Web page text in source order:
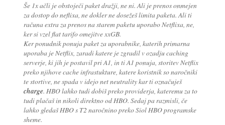
Še 1x ačli je obstoječi paket dražji, ne ni. Ali je prenos onmejen
za dostop do neflixa, ne dokler ne dosežeš limita paketa. Ali ti
računa extra za prenos na starem paketu uporabo Netflixa, ne,
ker si vzel flat tarifo omejitve xxGB.
Ker ponudnik ponuja paket za uporabnike, katerih primarna
uporaba je Netflix, zaradi katere je zgradil v ozadju caching
serverje, ki jih je postavil pri A1, in ti A1 ponuja, storitev Netflix
preko njihove cache infrastukture, katere koristnik so naročniki
te stortive, ne spada v idejo net neutrality kar ti označuješ
charge. HBO lahko tudi dobiš preko providerja, kateremu za to
tudi plačaš in nikoli direktno od HBO. Sedaj pa razmisli, če
lahko gledaš HBO s T2 naročnino preko Siol HBO programske
sheme.